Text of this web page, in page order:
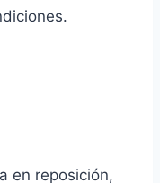
en reposición,